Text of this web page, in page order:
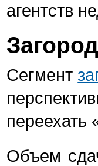
агентств
Сегмент
переехать
Объем